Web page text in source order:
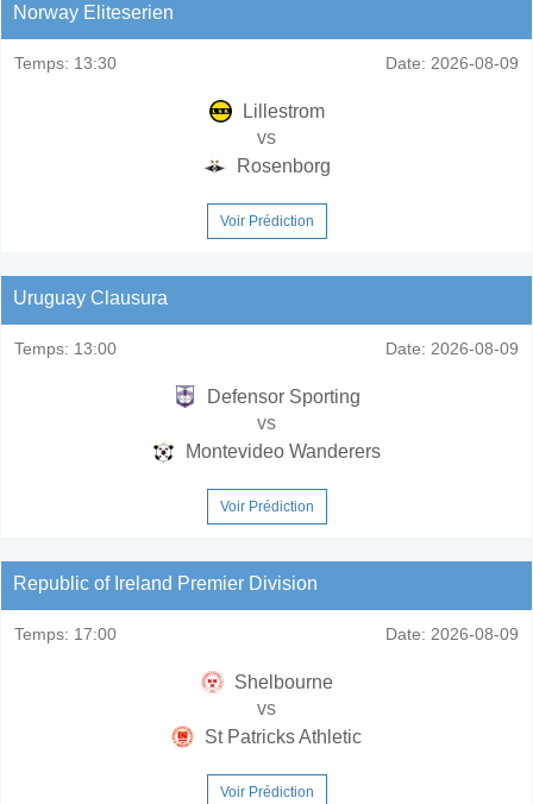
Norway Eliteserien
Temps: 13:30 Date: 2026-08-09
Lillestrom
vs
Rosenborg
Voir Prédiction
Uruguay Clausura
Temps: 13:00 Date: 2026-08-09
Defensor Sporting
vs
Montevideo Wanderers
Voir Prédiction
Republic of Ireland Premier Division
Temps: 17:00 Date: 2026-08-09
Shelbourne
vs
St Patricks Athletic
Voir Prédiction